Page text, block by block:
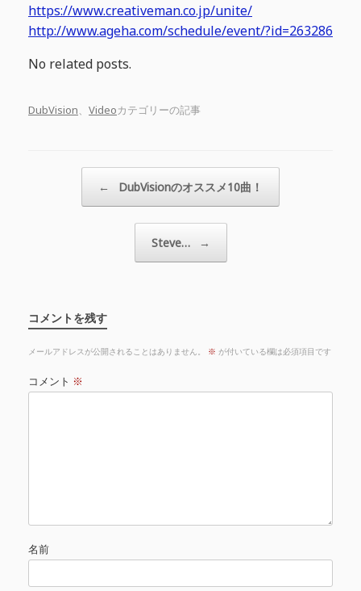
https://www.creativeman.co.jp/unite/
http://www.ageha.com/schedule/event/?id=263286
No related posts.
DubVision、 Videoカテゴリーの記事
← DubVisionのオススメ10曲！
Steve… →
コメントを残す
メールアドレスが公開されることはありません。 ※ が付いている欄は必須項目です
コメント ※
名前